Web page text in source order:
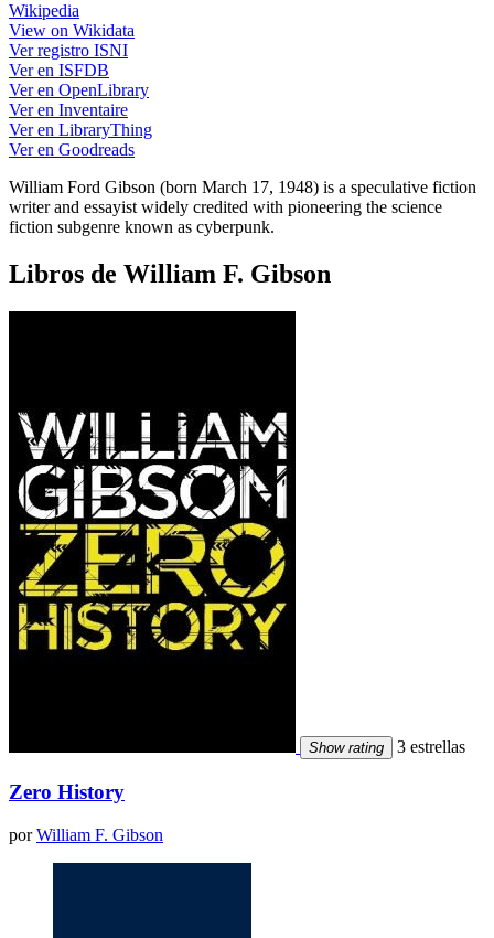
Wikipedia
View on Wikidata
Ver registro ISNI
Ver en ISFDB
Ver en OpenLibrary
Ver en Inventaire
Ver en LibraryThing
Ver en Goodreads
William Ford Gibson (born March 17, 1948) is a speculative fiction
writer and essayist widely credited with pioneering the science
fiction subgenre known as cyberpunk.
Libros de William F. Gibson
Show rating 3 estrellas
Zero History
porWilliam F. Gibson